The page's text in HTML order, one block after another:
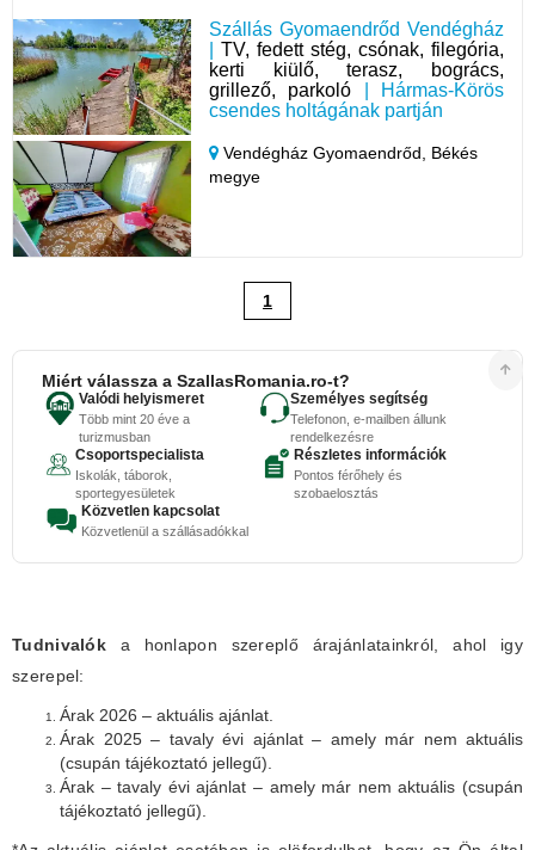
Szállás Gyomaendrőd Vendégház
|TV, fedett stég, csónak, filegória,
kerti kiülő, terasz, bogrács,
grillező, parkoló | Hármas-Körös
csendes holtágának partján
Vendégház Gyomaendrőd, Békés
megye
1
Miért válassza a SzallasRomania.ro-t?
Valódi helyismeret
Több mint 20 éve a
turizmusban
Személyes segítség
Telefonon, e-mailben állunk
rendelkezésre
Csoportspecialista
Iskolák, táborok,
sportegyesületek
Részletes információk
Pontos férőhely és
szobaelosztás
Közvetlen kapcsolat
Közvetlenül a szállásadókkal
Tudnivalók a honlapon szereplő árajánlatainkról, ahol igy
szerepel:
Árak 2026 – aktuális ajánlat.
Árak 2025 – tavaly évi ajánlat – amely már nem aktuális
(csupán tájékoztató jellegű).
Árak – tavaly évi ajánlat – amely már nem aktuális (csupán
tájékoztató jellegű).